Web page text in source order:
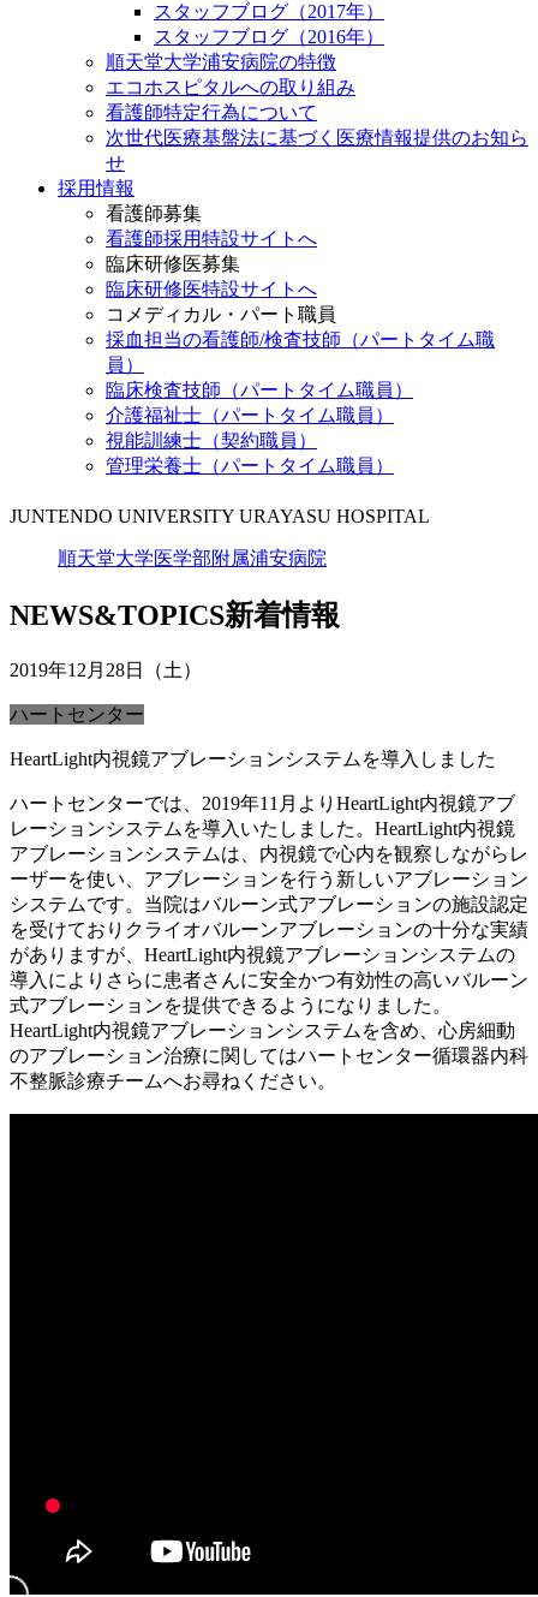
スタッフブログ（2017年）
スタッフブログ（2016年）
順天堂大学浦安病院の特徴
エコホスピタルへの取り組み
看護師特定行為について
次世代医療基盤法に基づく医療情報提供のお知ら
せ
採用情報
看護師募集
看護師採用特設サイトへ
臨床研修医募集
臨床研修医特設サイトへ
コメディカル・パート職員
採血担当の看護師/検査技師（パートタイム職
員）
臨床検査技師（パートタイム職員）
介護福祉士（パートタイム職員）
視能訓練士（契約職員）
管理栄養士（パートタイム職員）
JUNTENDO UNIVERSITY URAYASU HOSPITAL
順天堂大学医学部附属浦安病院
NEWS&TOPICS新着情報
2019年12月28日（土）
ハートセンター
HeartLight内視鏡アブレーションシステムを導入しました
ハートセンターでは、2019年11月よりHeartLight内視鏡アブ
レーションシステムを導入いたしました。HeartLight内視鏡
アブレーションシステムは、内視鏡で心内を観察しながらレ
ーザーを使い、アブレーションを行う新しいアブレーション
システムです。当院はバルーン式アブレーションの施設認定
を受けておりクライオバルーンアブレーションの十分な実績
がありますが、HeartLight内視鏡アブレーションシステムの
導入によりさらに患者さんに安全かつ有効性の高いバルーン
式アブレーションを提供できるようになりました。
HeartLight内視鏡アブレーションシステムを含め、心房細動
のアブレーション治療に関してはハートセンター循環器内科
不整脈診療チームへお尋ねください。